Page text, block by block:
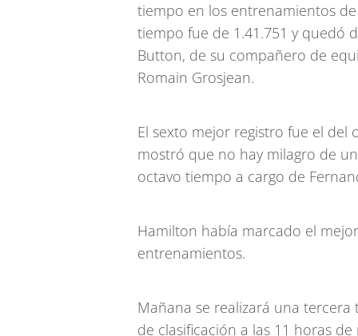
tiempo en los entrenamientos
tiempo fue de 1.41.751 y quedó
Button, de su compañero de
Romain Grosjean.
El sexto mejor registro fue el del
mostró que no hay milagro de
octavo tiempo a cargo de
Hamilton había marcado el
entrenamientos.
Mañana se realizará una
de clasificación a las 11 horas